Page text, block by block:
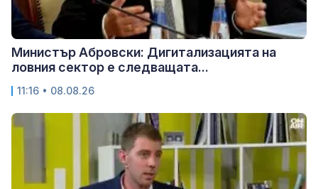
Министър Абровски: Дигитализацията на
ловния сектор е следващата...
11:16 • 08.08.26